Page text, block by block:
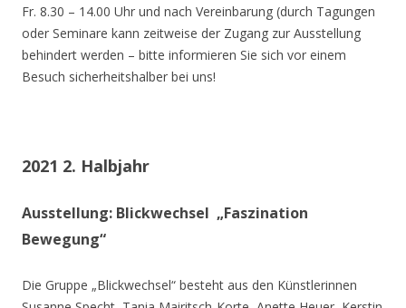
Fr. 8.30 – 14.00 Uhr und nach Vereinbarung (durch Tagungen
oder Seminare kann zeitweise der Zugang zur Ausstellung
behindert werden – bitte informieren Sie sich vor einem
Besuch sicherheitshalber bei uns!
2021 2. Halbjahr
Ausstellung: Blickwechsel „Faszination
Bewegung“
Die Gruppe „Blickwechsel“ besteht aus den Künstlerinnen